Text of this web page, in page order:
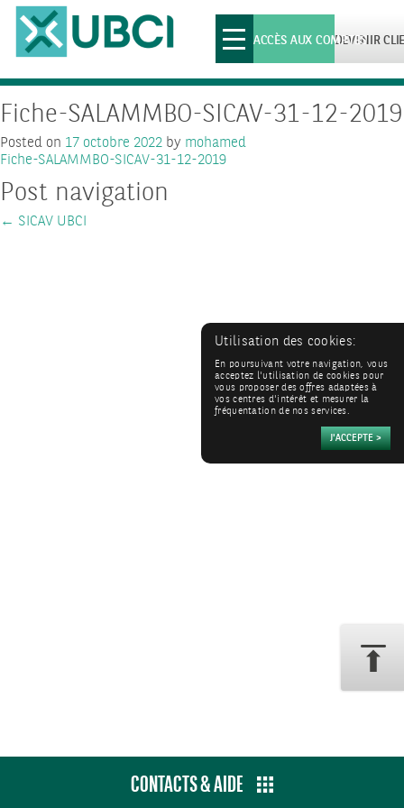
Toggle
navigationDEVENIR
ACCÈS AUX COMPTES
Fiche-SALAMMBO-SICAV-31-12-2019
Posted on 17 octobre 2022 by mohamed
Fiche-SALAMMBO-SICAV-31-12-2019
Post navigation
← SICAV UBCI
CONTACTS & AIDE
Utilisation des cookies:
En poursuivant votre navigation, vous
acceptez l'utilisation de cookies pour
vous proposer des offres adaptées à
vos centres d'intérêt et mesurer la
fréquentation de nos services.